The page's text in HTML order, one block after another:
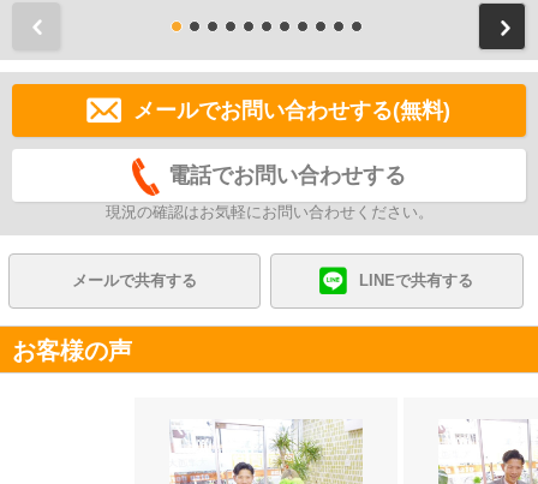
メールでお問い合わせする(無料)
電話でお問い合わせする
現況の確認はお気軽にお問い合わせください。
メールで共有する LINEで共有する
お客様の声